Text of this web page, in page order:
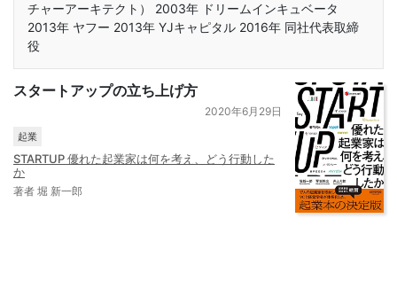
チャーアーキテクト） 2003年 ドリームインキュベータ
2013年 ヤフー 2013年 YJキャピタル 2016年 同社代表取締
役
スタートアップの立ち上げ方
2020年6月29日
起業
STARTUP 優れた起業家は何を考え、どう行動した
か
著者 堀 新一郎